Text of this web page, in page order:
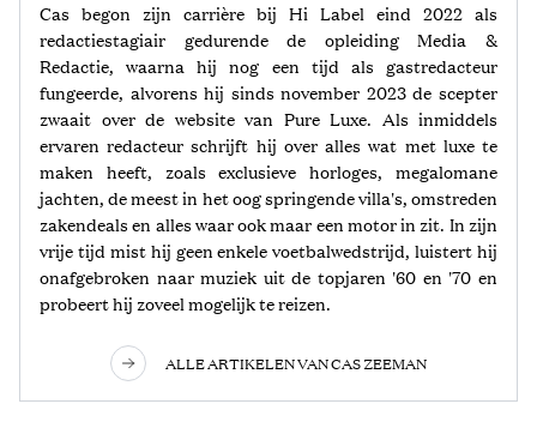
Cas begon zijn carrière bij Hi Label eind 2022 als
redactiestagiair gedurende de opleiding Media &
Redactie, waarna hij nog een tijd als gastredacteur
fungeerde, alvorens hij sinds november 2023 de scepter
zwaait over de website van Pure Luxe. Als inmiddels
ervaren redacteur schrijft hij over alles wat met luxe te
maken heeft, zoals exclusieve horloges, megalomane
jachten, de meest in het oog springende villa's, omstreden
zakendeals en alles waar ook maar een motor in zit. In zijn
vrije tijd mist hij geen enkele voetbalwedstrijd, luistert hij
onafgebroken naar muziek uit de topjaren '60 en '70 en
probeert hij zoveel mogelijk te reizen.
ALLE ARTIKELEN VAN CAS ZEEMAN